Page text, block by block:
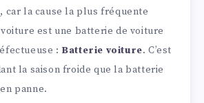
car la cause la plus fréquente
voiture est une batterie de voiture
: Batterie voiture. C’est
la saison froide que la batterie
panne.